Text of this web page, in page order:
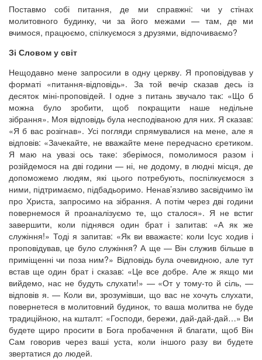
Поставмо собі питання, де ми справжні: чи у стінах
молитовного будинку, чи за його межами — там, де ми
вчимося, працюємо, спілкуємося з друзями, відпочиваємо?
Зі Словом у світ
Нещодавно мене запросили в одну церкву. Я проповідував у
форматі «питання-відповідь». За той вечір сказав десь із
десяток міні-проповідей. І одне з питань звучало так: «Що б
можна було зробити, щоб покращити наше недільне
зібрання». Моя відповідь була несподіваною для них. Я сказав:
«Я б вас розігнав». Усі погляди спрямувалися на мене, але я
відповів: «Зачекайте, не вважайте мене передчасно єретиком.
Я маю на увазі ось таке: зберімося, помолимося разом і
розійдемося на дві години — ні, не додому, в людні місця, де
допоможемо людям, які цього потребують, поспілкуємося з
ними, підтримаємо, підбадьоримо. Ненав’язливо засвідчимо їм
про Христа, запросимо на зібрання. А потім через дві години
повернемося й проаналізуємо те, що сталося». Я не встиг
завершити, коли піднявся один брат і запитав: «А як же
служіння!» Тоді я запитав: «Як ви вважаєте: коли Ісус ходив і
проповідував, це було служіння? А ще — Він служив більше в
приміщенні чи поза ним?» Відповідь була очевидною, але тут
встав ще один брат і сказав: «Це все добре. Але ж якщо ми
вийдемо, нас не будуть слухати!» — «От у тому-то й сіль, —
відповів я. — Коли ви, зрозумівши, що вас не хочуть слухати,
повернетеся в молитовний будинок, то ваша молитва не буде
традиційною, на кшталт: «Господи, бережи, дай-дай-дай…» Ви
будете щиро просити в Бога пробачення й благати, щоб Він
Сам говорив через ваші уста, коли іншого разу ви будете
звертатися до людей.